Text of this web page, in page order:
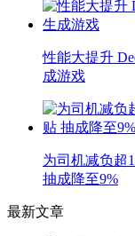
性能大提升
成游戏
为司机减负超
抽成降至9%
最新文章